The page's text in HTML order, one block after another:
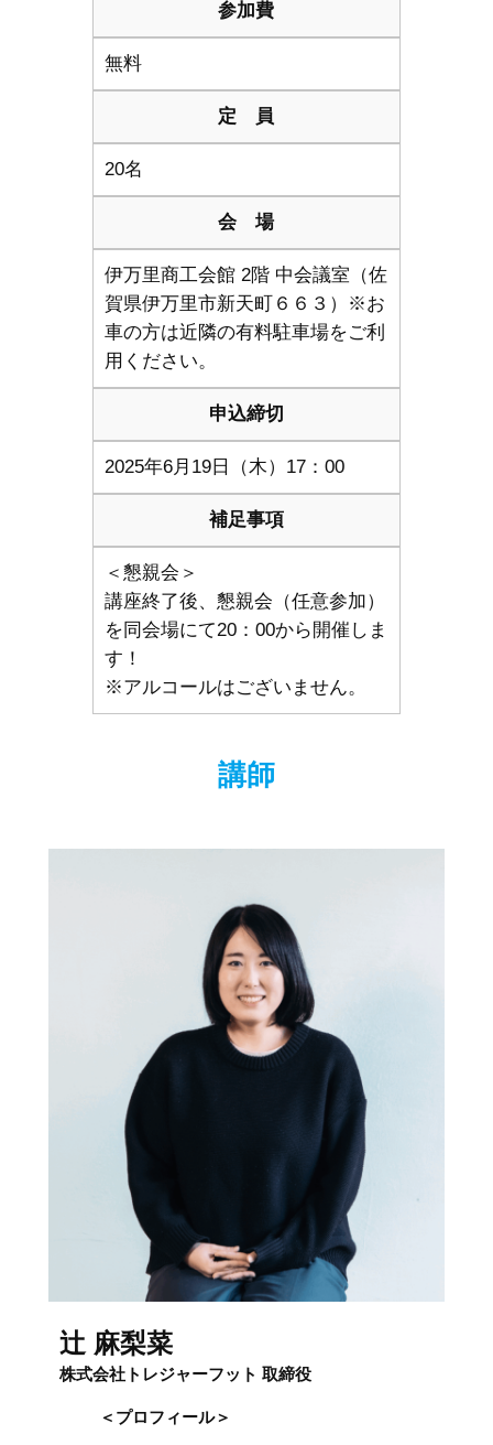
参加費
無料
定 員
20名
会 場
伊万里商工会館 2階 中会議室（佐
賀県伊万里市新天町６６３）※お
車の方は近隣の有料駐車場をご利
用ください。
申込締切
2025年6月19日（木）17：00
補足事項
＜懇親会＞
講座終了後、懇親会（任意参加）
を同会場にて20：00から開催しま
す！
※アルコールはございません。
講師
辻 麻梨菜
株式会社トレジャーフット 取締役
＜プロフィール＞